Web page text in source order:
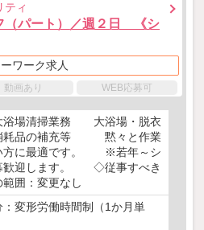
ィ
（パート）／週２日 《シ
ワーク求人
動画あり WEB応募可
浴場清掃業務 大浴場・脱衣
耗品の補充等 黙々と作業
方に最適です。 ※若年～シ
歓迎します。 ◇従事すべき
囲：変更なし
変形労働時間制（1か月単